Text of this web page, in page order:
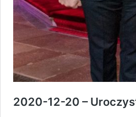
2020-12-20 –